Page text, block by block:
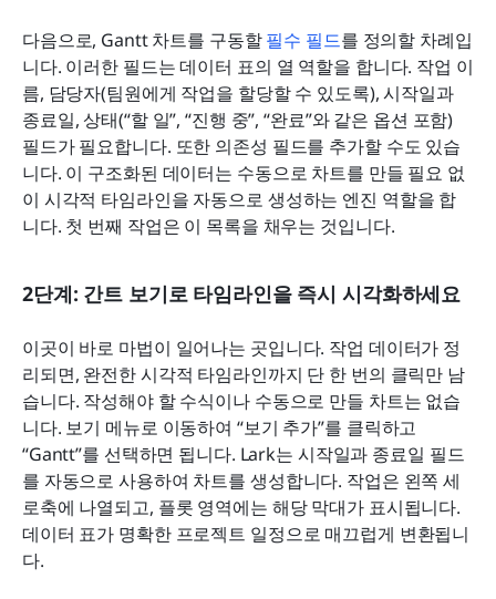
다음으로, Gantt 차트를 구동할 필수 필드를 정의할 차례입
니다. 이러한 필드는 데이터 표의 열 역할을 합니다. 작업 이
름, 담당자(팀원에게 작업을 할당할 수 있도록), 시작일과
종료일, 상태(“할 일”, “진행 중”, “완료”와 같은 옵션 포함)
필드가 필요합니다. 또한 의존성 필드를 추가할 수도 있습
니다. 이 구조화된 데이터는 수동으로 차트를 만들 필요 없
이 시각적 타임라인을 자동으로 생성하는 엔진 역할을 합
니다. 첫 번째 작업은 이 목록을 채우는 것입니다.
2단계: 간트 보기로 타임라인을 즉시 시각화하세요
이곳이 바로 마법이 일어나는 곳입니다. 작업 데이터가 정
리되면, 완전한 시각적 타임라인까지 단 한 번의 클릭만 남
습니다. 작성해야 할 수식이나 수동으로 만들 차트는 없습
니다. 보기 메뉴로 이동하여 “보기 추가”를 클릭하고
“Gantt”를 선택하면 됩니다. Lark는 시작일과 종료일 필드
를 자동으로 사용하여 차트를 생성합니다. 작업은 왼쪽 세
로축에 나열되고, 플롯 영역에는 해당 막대가 표시됩니다.
데이터 표가 명확한 프로젝트 일정으로 매끄럽게 변환됩니
다.